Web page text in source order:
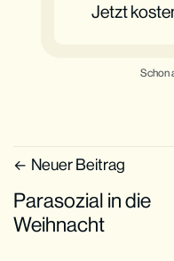
Jetzt
Schon
Neuer Beitrag
Parasozial in die
Weihnacht